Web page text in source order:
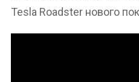
Tesla Roadster нового